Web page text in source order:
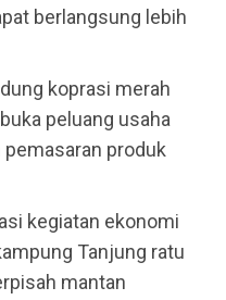
berlangsung lebih
koprasi merah
peluang usaha
produk
kegiatan ekonomi
Tanjung ratu
mantan